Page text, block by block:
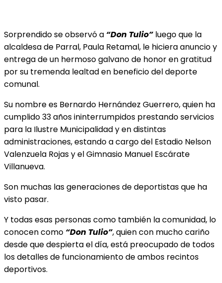
Sorprendido se observó a “Don Tulio”luego que la
alcaldesa de Parral, Paula Retamal, le hiciera anuncio y
entrega de un hermoso galvano de honor en gratitud
por su tremenda lealtad en beneficio del deporte
comunal.
Su nombre es Bernardo Hernández Guerrero, quien ha
cumplido 33 años ininterrumpidos prestando servicios
para la Ilustre Municipalidad y en distintas
administraciones, estando a cargo del Estadio Nelson
Valenzuela Rojas y el Gimnasio Manuel Escárate
Villanueva.
Son muchas las generaciones de deportistas que ha
visto pasar.
Y todas esas personas como también la comunidad, lo
conocen como “Don Tulio”, quien con mucho cariño
desde que despierta el día, está preocupado de todos
los detalles de funcionamiento de ambos recintos
deportivos.